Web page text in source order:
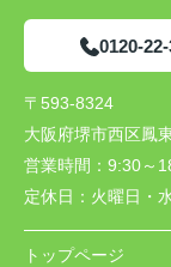
0120-
〒593-8324
大阪府堺市西区鳳
営業時間： 9:30～
定休日： 火曜日・
トップページ